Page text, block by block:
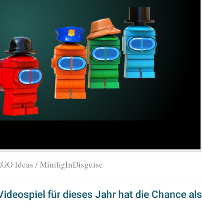
Ideas / MinifigInDisguise
für dieses Jahr hat die Chance als